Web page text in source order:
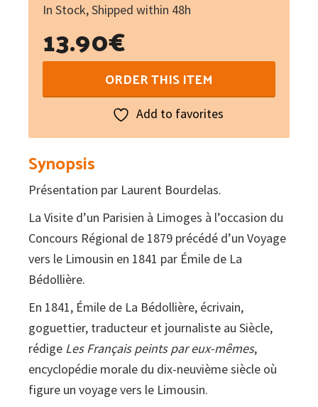
In Stock, Shipped within 48h
13.90€
visite
Limoges
quantity
ORDER THIS ITEM
Add to favorites
Synopsis
Présentation par Laurent Bourdelas.
La Visite d’un Parisien à Limoges à l’occasion du
Concours Régional de 1879 précédé d’un Voyage
vers le Limousin en 1841 par Émile de La
Bédollière.
En 1841, Émile de La Bédollière, écrivain,
goguettier, traducteur et journaliste au Siècle,
rédige Les Français peints par eux-mêmes,
encyclopédie morale du dix-neuvième siècle où
figure un voyage vers le Limousin.